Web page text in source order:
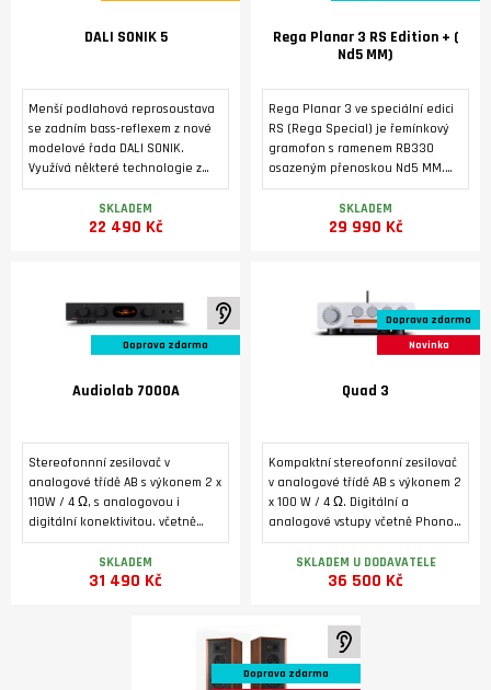
DALI SONIK 5
Menší podlahová reprosoustava
se zadním bass-reflexem z nové
modelové řada DALI SONIK.
Využívá některé technologie z
vyšších modelovových řad značky
DALI. Masivní ozvučnice s
výztuhami a masivními nožkami je
reproduktorem s měkkou, ultra
lehkou kalotovou membránou o
průměru 29 mm. Vyznačuje se
frekvenčním rozsahem a širokým
SKLADEM
22 490 Kč
Rega Planar 3 RS Edition + (
Nd5 MM)
Rega Planar 3 ve speciální edici
RS (Rega Special) je řemínkový
gramofon s ramenem RB330
osazeným přenoskou Nd5 MM.
Tichý 24V motor je poháněn
dedikovaným napájecím zdrojem
Neo PSU MK2. Základna je
motor pohání talíř
prostřednictvím referenčního
SKLADEM
29 990 Kč
K poslechu ve studiu
Doprava zdarma
Audiolab 7000A
Stereofonnní zesilovač v
analogové třídě AB s výkonem 2 x
110W / 4 Ω, s analogovou i
digitální konektivitou. včetně
Phono MM, HDMI ARC a USB B pro
počítač. 32-bitový D/A převodník
ES9038Q2M, MQA dekodér,
SKLADEM
31 490 Kč
Doprava zdarma
Novinka
Quad 3
Kompaktní stereofonní zesilovač
v analogové třídě AB s výkonem 2
x 100 W / 4 Ω. Digitální a
analogové vstupy včetně Phono
MM a HDMI ARC. Bluetooth 5.1.
Podsvícený alfanumerický LCD
displej, toroidní transformátor,
koncový zesilovač.
SKLADEM U DODAVATELE
36 500 Kč
Doprava zdarma